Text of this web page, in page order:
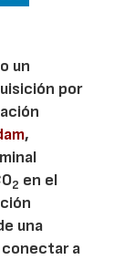
un
por
,
2 en el
una
a